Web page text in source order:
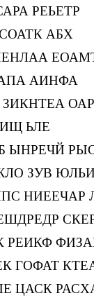
РЕЬЕТР
АБХ
АИНФА
ЬЛЕ
ЫНРЕЧЙ
ЗУВ ЮЛЬИ
НИЕЕЧАР
РЕИКФ
ГОФАТ
ЦАСК